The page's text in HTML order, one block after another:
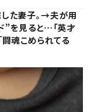
た妻子。→夫が用
”を見ると…「英才
魂こめられてる